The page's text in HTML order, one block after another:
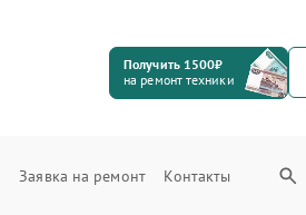
Получить 1500₽
на ремонт техники
Заявка на ремонт Контакты